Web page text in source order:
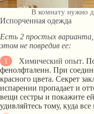
В комнату нужно
Испорченная одежда
Есть 2 простых
этом не повредив ее:
Химический опыт.
фенолфталеин. При
красного цвета. Секрет
испарении пропадает и
вещи сестры и покажите
удивляйтесь тому, куда все